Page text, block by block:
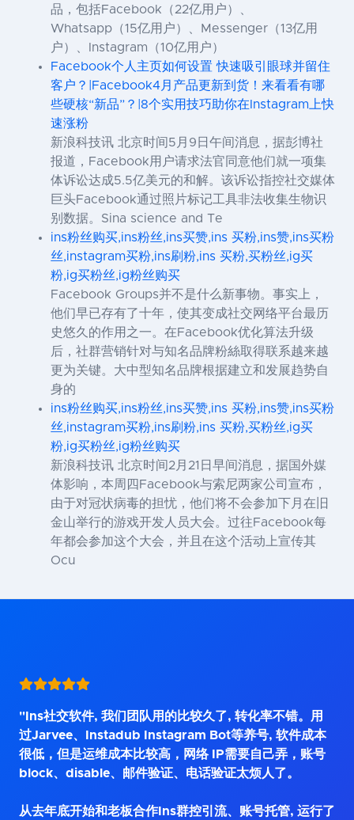
品，包括Facebook（22亿用户）、
Whatsapp（15亿用户）、Messenger（13亿用
户）、Instagram（10亿用户）
Facebook个人主页如何设置 快速吸引眼球并留住
客户？|Facebook4月产品更新到货！来看看有哪
些硬核“新品”？|8个实用技巧助你在Instagram上快
速涨粉
新浪科技讯 北京时间5月9日午间消息，据彭博社
报道，Facebook用户请求法官同意他们就一项集
体诉讼达成5.5亿美元的和解。该诉讼指控社交媒体
巨头Facebook通过照片标记工具非法收集生物识
别数据。Sina science and Te
ins粉丝购买,ins粉丝,ins买赞,ins 买粉,ins赞,ins买粉
丝,instagram买粉,ins刷粉,ins 买粉,买粉丝,ig买
粉,ig买粉丝,ig粉丝购买
Facebook Groups并不是什么新事物。事实上，
他们早已存有了十年，使其变成社交网络平台最历
史悠久的作用之一。在Facebook优化算法升级
后，社群营销针对与知名品牌粉絲取得联系越来越
更为关键。大中型知名品牌根据建立和发展趋势自
身的
ins粉丝购买,ins粉丝,ins买赞,ins 买粉,ins赞,ins买粉
丝,instagram买粉,ins刷粉,ins 买粉,买粉丝,ig买
粉,ig买粉丝,ig粉丝购买
新浪科技讯 北京时间2月21日早间消息，据国外媒
体影响，本周四Facebook与索尼两家公司宣布，
由于对冠状病毒的担忧，他们将不会参加下月在旧
金山举行的游戏开发人员大会。过往Facebook每
年都会参加这个大会，并且在这个活动上宣传其
Ocu
"Ins社交软件, 我们团队用的比较久了, 转化率不错。用
过Jarvee、Instadub Instagram Bot等养号, 软件成本
很低，但是运维成本比较高，网络 IP需要自己弄，账号
block、disable、邮件验证、电话验证太烦人了。
从去年底开始和老板合作Ins群控引流、账号托管, 运行了